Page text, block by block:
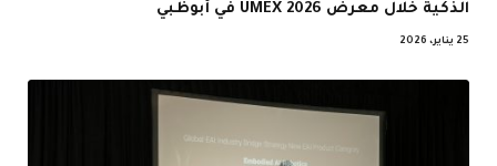
الذكية خلال معرض UMEX 2026 في أبوظبي
25 يناير، 2026